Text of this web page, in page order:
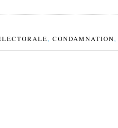
, CONDAMNATION,